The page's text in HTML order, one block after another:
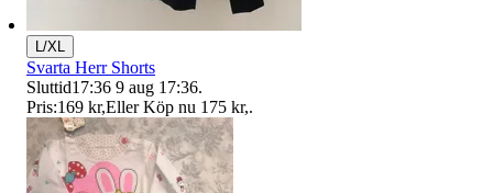
L/XL
Svarta Herr Shorts
Sluttid17:36 9 aug 17:36.
Pris:169 kr,Eller Köp nu 175 kr,.